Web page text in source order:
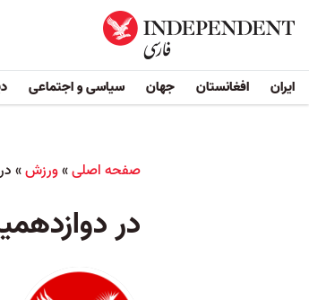
ایران افغانستان جهان سیاسی و اجتماعی
صفحه اصلی»ورزش»
در